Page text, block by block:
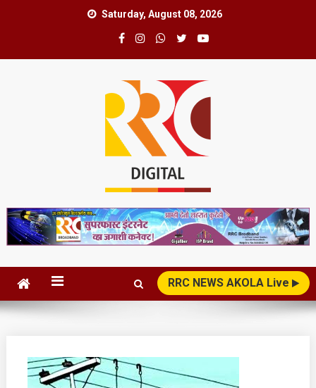
Saturday, August 08, 2026
RRC News Network
RRC NEWS AKOLA Live